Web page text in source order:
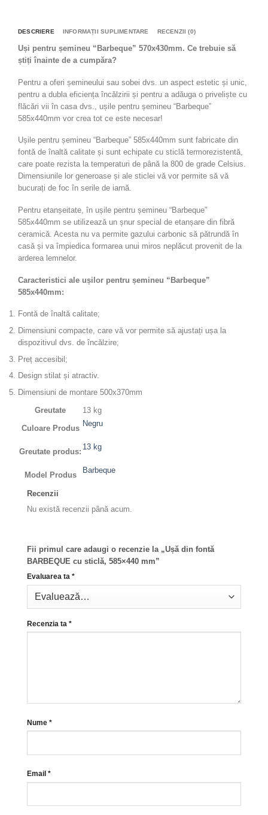
DESCRIERE INFORMAȚII SUPLIMENTARE RECENZII (0)
Uși pentru șemineu “Barbeque” 570x430mm. Ce trebuie să
știți înainte de a cumpăra?
Pentru a oferi șemineului sau sobei dvs. un aspect estetic și unic,
pentru a dubla eficiența încălzirii și pentru a adăuga o priveliște cu
flăcări vii în casa dvs., ușile pentru șemineu “Barbeque”
585x440mm vor crea tot ce este necesar!
Ușile pentru șemineu “Barbeque” 585x440mm sunt fabricate din
fontă de înaltă calitate și sunt echipate cu sticlă termorezistentă,
care poate rezista la temperaturi de până la 800 de grade Celsius.
Dimensiunile lor generoase și ale sticlei vă vor permite să vă
bucurați de foc în serile de iarnă.
Pentru etanșeitate, în ușile pentru șemineu “Barbeque”
585x440mm se utilizează un șnur special de etanșare din fibră
ceramică. Acesta nu va permite gazului carbonic să pătrundă în
casă și va împiedica formarea unui miros neplăcut provenit de la
arderea lemnelor.
Caracteristici ale ușilor pentru șemineu “Barbeque”
585x440mm:
Fontă de înaltă calitate;
Dimensiuni compacte, care vă vor permite să ajustați ușa la
dispozitivul dvs. de încălzire;
Preț accesibil;
Design stilat și atractiv.
Dimensiuni de montare 500x370mm
Greutate
13 kg
Culoare Produs
Negru
Greutate produs:
13 kg
Model Produs
Barbeque
Recenzii
Nu există recenzii până acum.
Fii primul care adaugi o recenzie la „Ușă din fontă
BARBEQUE cu sticlă, 585×440 mm”
Evaluarea ta *
Recenzia ta *
Nume *
Email *